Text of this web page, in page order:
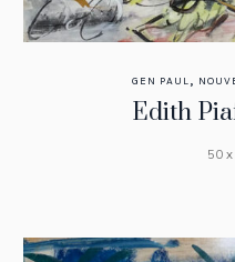
GEN PAUL,
Edith
50